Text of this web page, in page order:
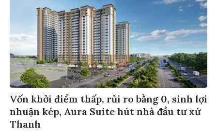
Vốn khởi điểm thấp, rủi ro bằng 0, sinh lợi
nhuận kép, Aura Suite hút nhà đầu tư xứ
Thanh